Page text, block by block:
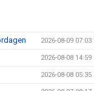
2026-08-09 07:03
2026-08-08 14:59
2026-08-08 05:35